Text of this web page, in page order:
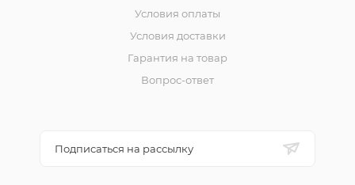
Условия оплаты
Условия доставки
Гарантия на товар
Вопрос-ответ
Подписаться на рассылку